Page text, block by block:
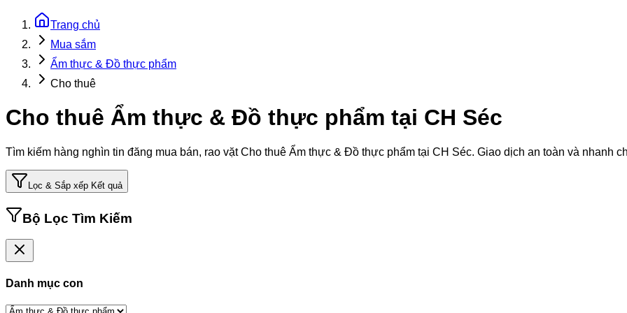
Trang chủ
Mua sắm
Ẩm thực & Đồ thực phẩm
Cho thuê
Cho thuê Ẩm thực & Đồ thực phẩm tại CH Séc
Tìm kiếm hàng nghìn tin đăng mua bán, rao vặtCho thuê Ẩm thực & Đồ thực phẩm tại CH Séc. Giao dịch an toàn và nhanh
Lọc & Sắp xếp Kết quả
Bộ Lọc Tìm Kiếm
Danh mục con